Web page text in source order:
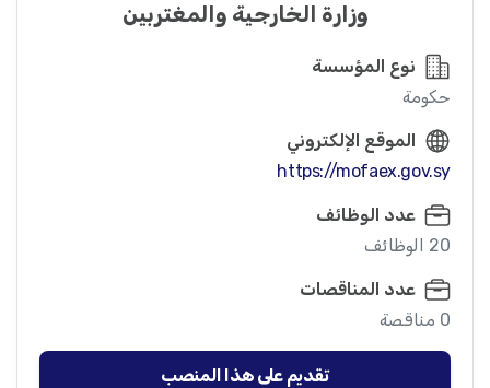
وزارة الخارجية والمغتربين
نوع المؤسسة
حكومة
الموقع الإلكتروني
https://mofaex.gov.sy
عدد الوظائف
20 الوظائف
عدد المناقصات
0 مناقصة
تقديم على هذا المنصب